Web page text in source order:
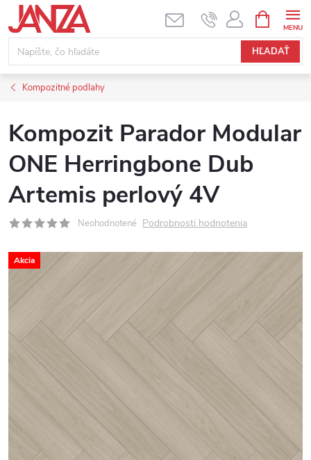
Prejsť na obsah
HĽADAŤ
Kompozitné podlahy
Kompozit Parador Modular
ONE Herringbone Dub
Artemis perlový 4V
Neohodnotené Podrobnosti hodnotenia
Akcia